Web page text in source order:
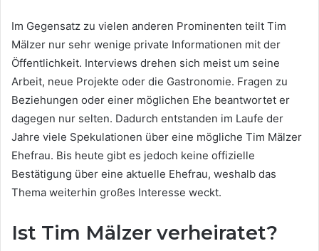
Im Gegensatz zu vielen anderen Prominenten teilt Tim
Mälzer nur sehr wenige private Informationen mit der
Öffentlichkeit. Interviews drehen sich meist um seine
Arbeit, neue Projekte oder die Gastronomie. Fragen zu
Beziehungen oder einer möglichen Ehe beantwortet er
dagegen nur selten. Dadurch entstanden im Laufe der
Jahre viele Spekulationen über eine mögliche Tim Mälzer
Ehefrau. Bis heute gibt es jedoch keine offizielle
Bestätigung über eine aktuelle Ehefrau, weshalb das
Thema weiterhin großes Interesse weckt.
Ist Tim Mälzer verheiratet?